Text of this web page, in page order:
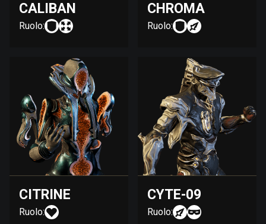
CALIBAN
Ruolo:
CHROMA
Ruolo:
CITRINE
Ruolo:
CYTE-09
Ruolo: